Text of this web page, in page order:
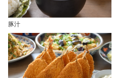
豚汁